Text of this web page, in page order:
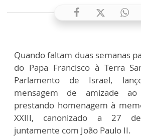
Quando faltam duas semanas
do Papa Francisco à Terra
Parlamento de Israel,
mensagem de amizade
prestando homenagem à
XXIII, canonizado a 27
juntamente com João Paulo II.